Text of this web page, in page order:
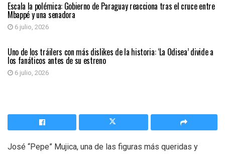
Escala la polémica: Gobierno de Paraguay reacciona tras el cruce entre
Mbappé y una senadora
6 julio, 2026
ENTRETENIMIENTO
Uno de los tráilers con más dislikes de la historia: ‘La Odisea’ divide a
los fanáticos antes de su estreno
6 julio, 2026
José “Pepe” Mujica, una de las figuras más queridas y